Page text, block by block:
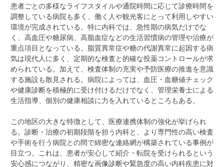
患者ごとの多様なライフスタイルや通院時間に応じて診療時間を
調整している病院も多く、働く人や観光客にとって利用しやすい
環境が完成されている。特に内科では、急性期の病気だけでな
く、高血圧や糖尿病、高脂血症などの生活習慣病の管理や治療が
重点項目となっている。脂質異常症や糖の代謝異常に起因する病
気は現代人に多く、定期的な検査と的確な投薬コントロールが求
められている。加えて、検査体制の充実や予防医療の推進を意識
する施設も散見される。病院によっては、血圧・血糖値チェック
や健康診断を積極的に受け付けるだけでなく、管理栄養士による
生活指導、個別の健康相談に力を入れているところもある。
この地区の大きな特徴として、医療連携体制の強化が挙げられ
る。診断・治療の初期段階を担う内科と、より専門性の高い検査
や手術を行う病院との間で綿密な連絡網が構築されている事例が
目立つ。これは、患者が安心して紹介・転院を受けられるという
安心感につながり、精密な画像診断や緊急度の高い内科疾患に対